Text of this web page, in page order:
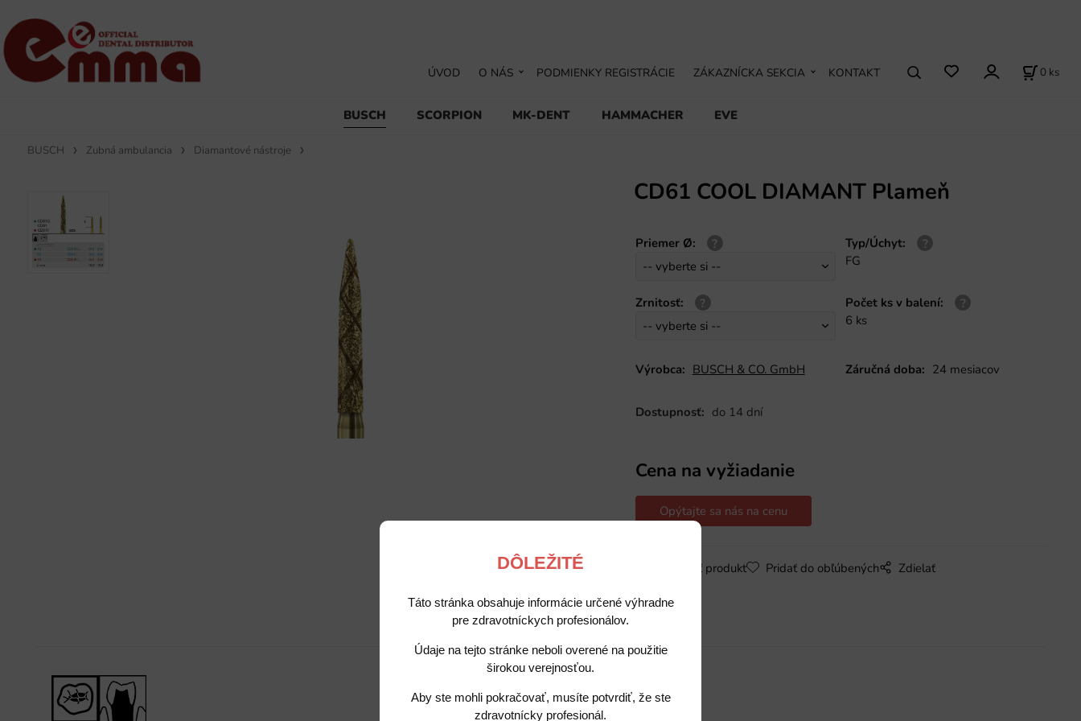
DÔLEŽITÉ
Táto stránka obsahuje informácie určené výhradne
pre zdravotníckych profesionálov.
Údaje na tejto stránke neboli overené na použitie
širokou verejnosťou.
Aby ste mohli pokračovať, musíte potvrdiť, že ste
zdravotnícky profesionál.
BUSCH SCORPION MK-DENT HAMMACHER EVE
ÚVOD O NÁS PODMIENKY REGISTRÁCIE ZÁKAZNÍCKA SEKCIA KONTAKT 0 ks
BUSCH Zubná ambulancia Diamantové nástroje
CD61 COOL DIAMANT Plameň
Priemer Ø: Typ/Úchyt:
FG
Zrnitosť: Počet ks v balení:
6 ks
Výrobca: BUSCH & CO. GmbH Záručná doba: 24 mesiacov
Dostupnosť: do 14 dní
Cena na vyžiadanie
Opýtajte sa nás na cenu
Sledovať produkt Pridať do obľúbených Zdielať
Potrebujete poradiť?